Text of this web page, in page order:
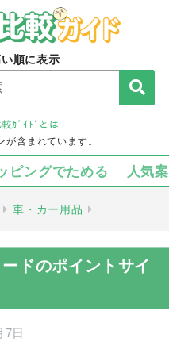
順に表示
ｶﾞｲﾄﾞとは
含まれています。
ピングでためる 人気
車・カー用品
ドのポイントサイ
7日